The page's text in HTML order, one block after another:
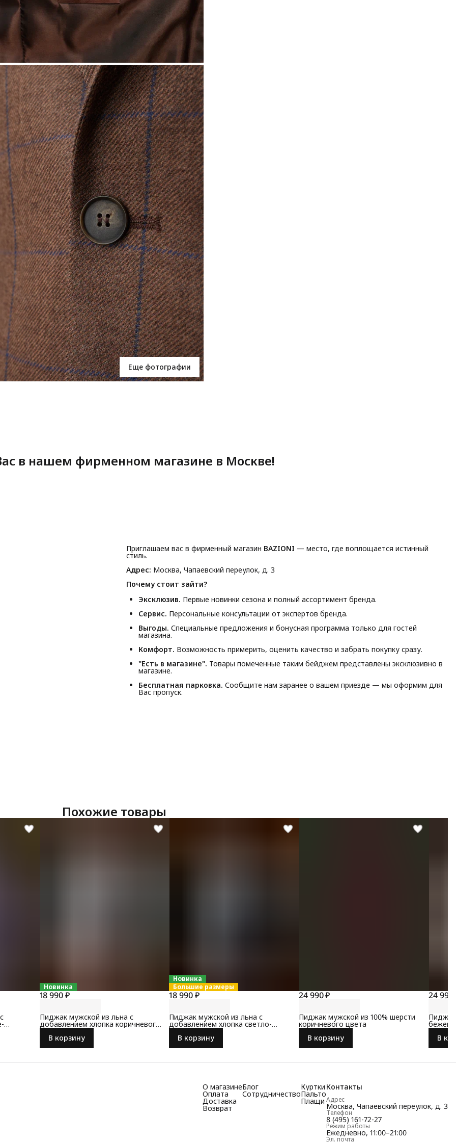
Еще фотографии
в нашем фирменном магазине в Москве!
Приглашаем вас в фирменный магазин BAZIONI — место, где воплощается истинный
стиль.
Адрес: Москва, Чапаевский переулок, д. 3
Почему стоит зайти?
Эксклюзив. Первые новинки сезона и полный ассортимент бренда.
Сервис. Персональные консультации от экспертов бренда.
Выгоды. Специальные предложения и бонусная программа только для гостей
магазина.
Комфорт. Возможность примерить, оценить качество и забрать покупку сразу.
"Есть в магазине". Товары помеченные таким бейджем представлены эксклюзивно в
магазине.
Бесплатная парковка. Сообщите нам заранее о вашем приезде — мы оформим для
Вас пропуск.
Похожие товары
Новинка
18 990 ₽
Пиджак мужской из льна с
добавлением хлопка коричневого
цвета
В корзину
Новинка
Большие размеры
18 990 ₽
Пиджак мужской из льна с
добавлением хлопка светло-
синего цвета
В корзину
24 990 ₽
Пиджак мужской из 100% шерсти
коричневого цвета
В корзину
24 990
В
О магазине
Оплата
Доставка
Возврат
Блог
Сотрудничество
Куртки
Пальто
Плащи
Контакты
Адрес
Москва, Чапаевский переулок, д. 3
Телефон
8 (495) 161-72-27
Режим работы
Ежедневно, 11:00–21:00
Эл. почта